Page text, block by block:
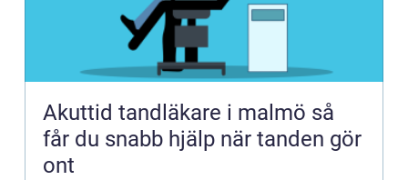
Akuttid tandläkare i malmö så
får du snabb hjälp när tanden gör
ont